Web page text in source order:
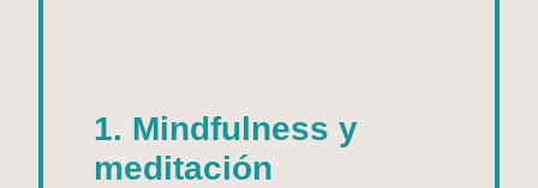
1. Mindfulness y
meditación